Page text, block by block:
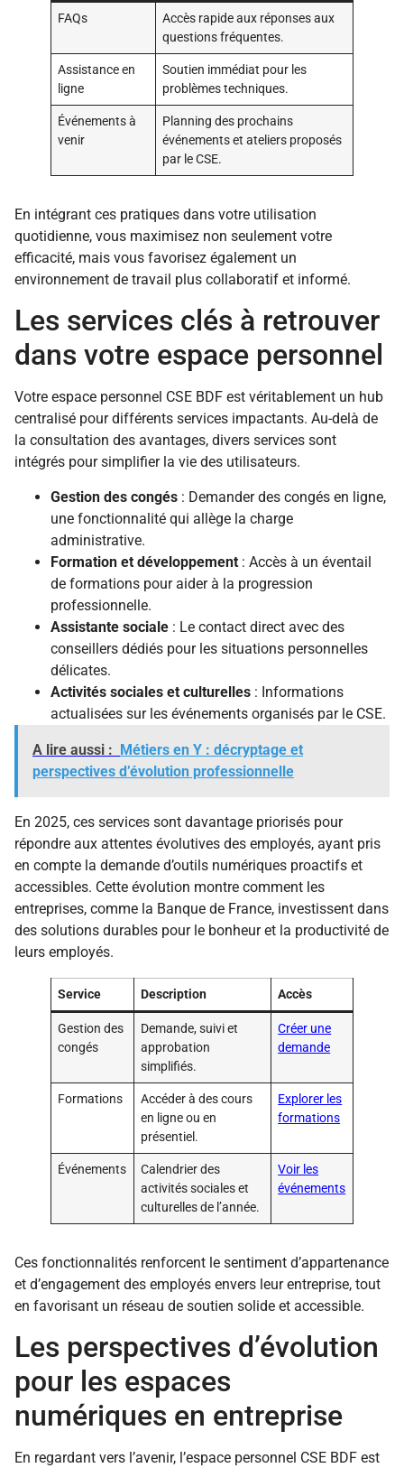
FAQs
Accès rapide aux réponses aux
questions fréquentes.
Assistance en
ligne
Soutien immédiat pour les
problèmes techniques.
Événements à
venir
Planning des prochains
événements et ateliers proposés
par le CSE.
En intégrant ces pratiques dans votre utilisation
quotidienne, vous maximisez non seulement votre
efficacité, mais vous favorisez également un
environnement de travail plus collaboratif et informé.
Les services clés à retrouver
dans votre espace personnel
Votre espace personnel CSE BDF est véritablement un hub
centralisé pour différents services impactants. Au-delà de
la consultation des avantages, divers services sont
intégrés pour simplifier la vie des utilisateurs.
Gestion des congés : Demander des congés en ligne,
une fonctionnalité qui allège la charge
administrative.
Formation et développement : Accès à un éventail
de formations pour aider à la progression
professionnelle.
Assistante sociale : Le contact direct avec des
conseillers dédiés pour les situations personnelles
délicates.
Activités sociales et culturelles : Informations
actualisées sur les événements organisés par le CSE.
A lire aussi : Métiers en Y : décryptage et
perspectives d’évolution professionnelle
En 2025, ces services sont davantage priorisés pour
répondre aux attentes évolutives des employés, ayant pris
en compte la demande d’outils numériques proactifs et
accessibles. Cette évolution montre comment les
entreprises, comme la Banque de France, investissent dans
des solutions durables pour le bonheur et la productivité de
leurs employés.
Service Description Accès
Gestion des
congés
Demande, suivi et
approbation
simplifiés.
Créer une
demande
Formations
Accéder à des cours
en ligne ou en
présentiel.
Explorer les
formations
Événements
Calendrier des
activités sociales et
culturelles de l’année.
Voir les
événements
Ces fonctionnalités renforcent le sentiment d’appartenance
et d’engagement des employés envers leur entreprise, tout
en favorisant un réseau de soutien solide et accessible.
Les perspectives d’évolution
pour les espaces
numériques en entreprise
En regardant vers l’avenir, l’espace personnel CSE BDF est